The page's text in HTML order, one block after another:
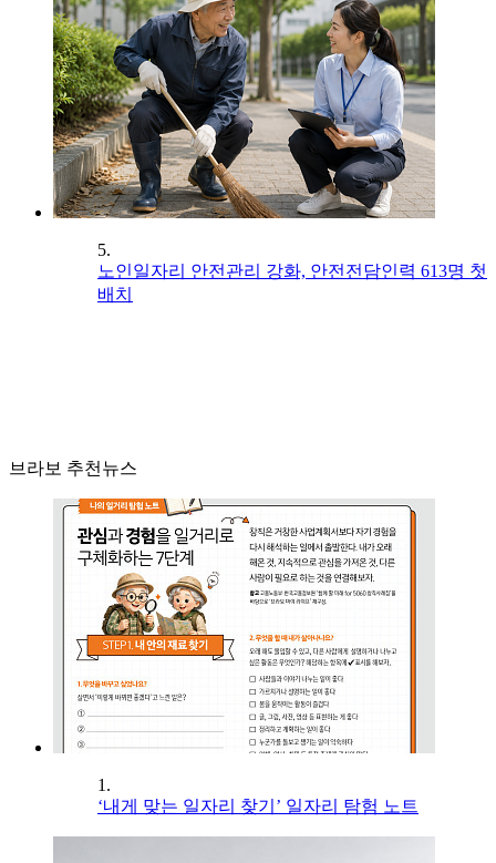
5.
노인일자리 안전관리 강화, 안전전담인력 613명 첫
배치
브라보 추천뉴스
1.
‘내게 맞는 일자리 찾기’ 일자리 탐험 노트